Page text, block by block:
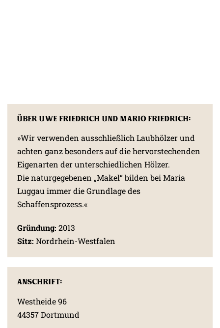
Über Uwe Friedrich und Mario Friedrich:
»Wir verwenden ausschließlich Laubhölzer und
achten ganz besonders auf die hervorstechenden
Eigenarten der unterschiedlichen Hölzer.
Die naturgegebenen „Makel“ bilden bei Maria
Luggau immer die Grundlage des
Schaffensprozess.«
Gründung: 2013
Sitz: Nordrhein-Westfalen
Anschrift:
Westheide 96
44357 Dortmund